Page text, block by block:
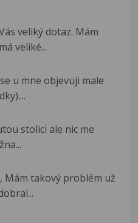
veliký dotaz. Mám
veliké...
u mne objevuji male
stolici ale nic me
takový problém už